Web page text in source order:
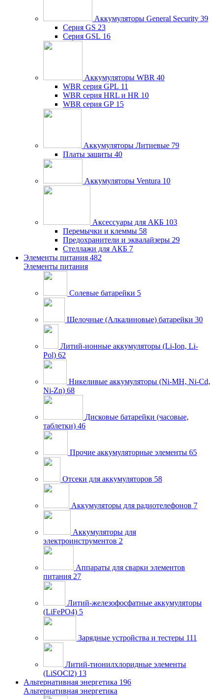
Аккумуляторы General Security 39
Серия GS 23
Серия GSL 16
Аккумуляторы WBR 40
WBR серия GPL 11
WBR серия HRL и HR 10
WBR серия GP 15
Аккумуляторы Литиевые 79
Платы защиты 40
Аккумуляторы Ventura 10
Аксессуары для АКБ 103
Перемычки и клеммы 58
Предохранители и эквалайзеры 29
Стеллажи для АКБ 7
Элементы питания 482
Элементы питания
Солевые батарейки 5
Щелочные (Алкалиновые) батарейки 30
Литий-ионные аккумуляторы (Li-Ion, Li-
Pol) 62
Никеливые аккумуляторы (Ni-MH, Ni-Cd,
Ni-Zn) 68
Дисковые батарейки (часовые,
таблетки) 46
Прочие аккумуляторные элементы 65
Отсеки для аккумуляторов 58
Аккумуляторы для радиотелефонов 7
Аккумуляторы для
электроинструментов 2
Аппараты для сварки элементов
питания 27
Литий-железофосфатные аккумуляторы
(LiFePO4) 5
Зарядные устройства и тестеры 111
Литий-тионилхлоридные элементы
(LiSOCl2) 13
Альтернативная энергетика 196
Альтернативная энергетика